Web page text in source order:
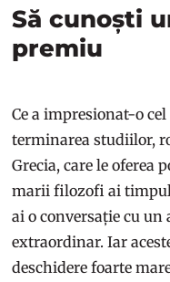
Să cunoști
premiu
Ce a impresionat-o
terminarea studiilor,
Grecia, care le oferea
marii filozofi ai
ai o conversație cu un
extraordinar. Iar
deschidere foarte